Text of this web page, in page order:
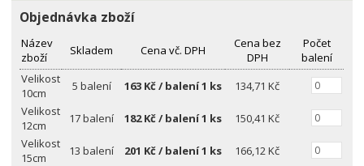
Objednávka zboží
Název
zboží
Skladem Cena vč. DPH
Cena bez
DPH
Počet
balení
Velikost
10cm
5 balení 163 Kč / balení 1 ks
134,71 Kč
Velikost
12cm
17 balení 182Kč / balení 1 ks
150,41 Kč
Velikost
15cm
13 balení 201 Kč / balení 1 ks 166,12 Kč